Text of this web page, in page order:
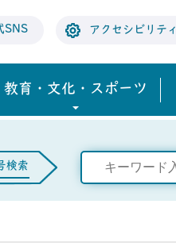
SNS アクセシビリティ
教育・文化・スポーツ
検索